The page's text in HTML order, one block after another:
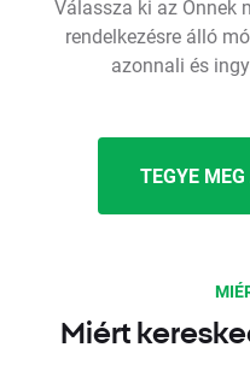
Válassza ki az Önnek
rendelkezésre álló
azonnali és
TEGYE
Miért